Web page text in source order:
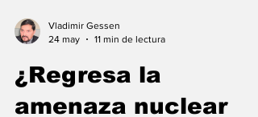
¿Regresa la